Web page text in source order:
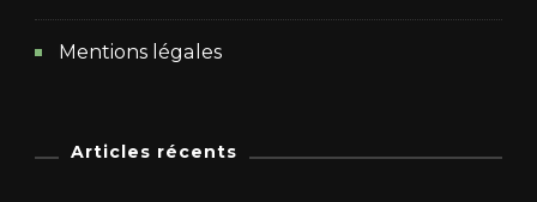
Mentions légales
Articles récents